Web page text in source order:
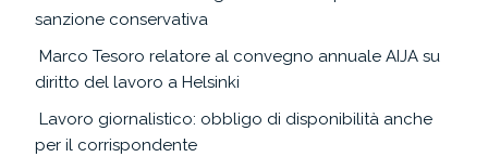
sanzione conservativa
Marco Tesoro relatore al convegno annuale AIJA su
diritto del lavoro a Helsinki
Lavoro giornalistico: obbligo di disponibilità anche
per il corrispondente